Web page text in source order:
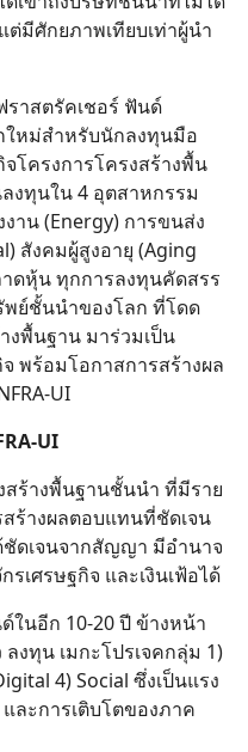
มีศักยภาพเทียบเท่าผู้นำ
ราสตรัคเชอร์ ฟันด์
ใหม่สำหรับนักลงทุนมือ
โครงการโครงสร้างพื้น
งทุนใน 4 อุตสาหกรรม
าน (Energy) การขนส่ง
สังคมผู้สูงอายุ (Aging
ดหุ้น ทุกการลงทุนคัดสรร
ย์ชั้นนำของโลก ที่โดด
งพื้นฐาน มาร่วมเป็น
พร้อมโอกาสการสร้างผล
UI
UI
สร้างพื้นฐานชั้นนำ ที่มีราย
ร้างผลตอบแทนที่ชัดเจน
ดเจนจากสัญญา มีอำนาจ
เศรษฐกิจ และเงินเฟ้อได้
ในอีก 10-20 ปี ข้างหน้า
งทุน เมกะโปรเจคกลุ่ม 1)
4) Social ซึ่งเป็นแรง
ละการเติบโตของภาค